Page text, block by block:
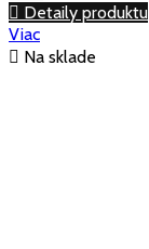
 Detaily produktu
Viac
 Na sklade